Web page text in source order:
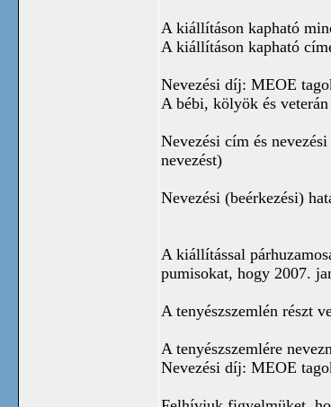
A kiállításon kapható
A kiállításon kapható
Nevezési díj: MEOE
A bébi, kölyök és
Nevezési cím és
nevezést)
Nevezési (beérkezési)
A kiállítással
pumisokat, hogy 2007.
A tenyészszemlén részt
A tenyészszemlére
Nevezési díj: MEOE